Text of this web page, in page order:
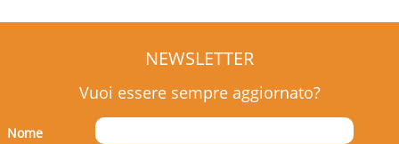
NEWSLETTER
Vuoi essere sempre aggiornato?
Nome